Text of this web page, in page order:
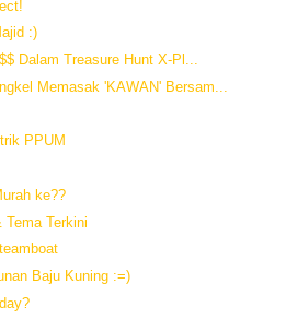
:)
Dalam Treasure Hunt X-Pl...
Memasak 'KAWAN' Bersam...
PPUM
ke??
Tema Terkini
Baju Kuning :=)